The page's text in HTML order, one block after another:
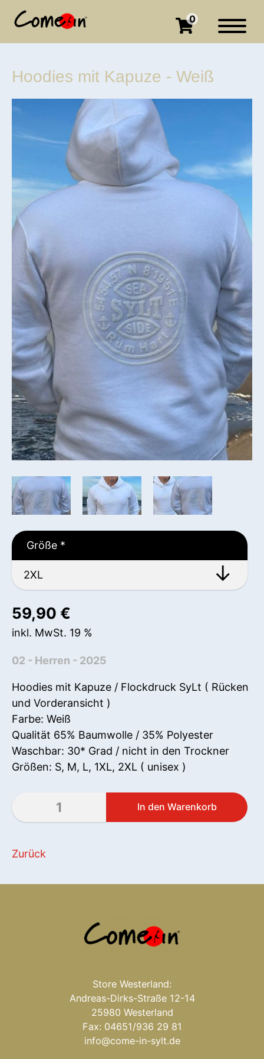
0
Hoodies mit Kapuze - Weiß
Größe *
59,90 €
inkl. MwSt. 19 %
02 - Herren - 2025
Hoodies mit Kapuze / Flockdruck SyLt ( Rücken
und Vorderansicht )
Farbe: Weiß
Qualität 65% Baumwolle / 35% Polyester
Waschbar: 30* Grad / nicht in den Trockner
Größen: S, M, L, 1XL, 2XL ( unisex )
Zurück
Store Westerland:
Andreas-Dirks-Straße 12-14
25980 Westerland
Fax: 04651/936 29 81
info@come-in-sylt.de